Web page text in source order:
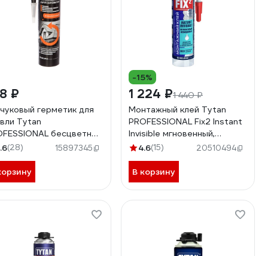
₽
герметик для
Tytan
бесцветный
43025 279777
(28) 15897345
-15%
1 224 ₽1 440 ₽
Монтажный клей Tytan
PROFESSIONAL Fix2 Instant
Invisible мгновенный,
невидимый, 290 мл 85597
4.6(15) 20510494
В корзину